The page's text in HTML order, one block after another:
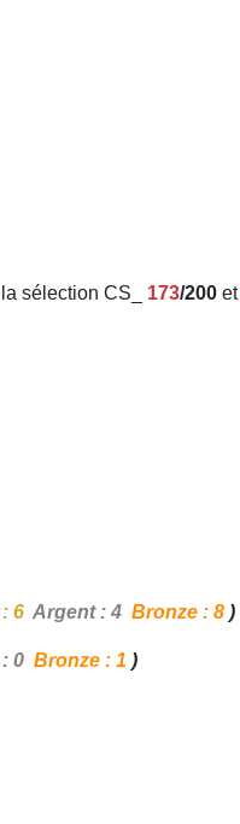
sélection CS_ 173/200 et
6 Argent : 4 Bronze : 8 )
0 Bronze : 1 )